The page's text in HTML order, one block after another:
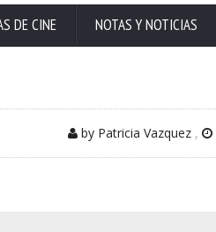
DE CINE NOTAS Y NOTICIAS
by Patricia Vazquez ,